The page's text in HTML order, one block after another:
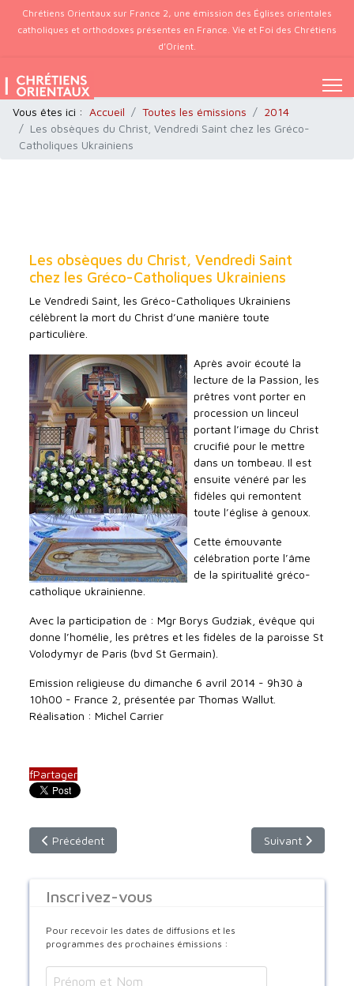
Chrétiens Orientaux sur France 2, une émission des Églises orientales
catholiques et orthodoxes présentes en France. Vie et Foi des Chrétiens
d’Orient.
Vous êtes ici : Accueil Toutes les émissions
2014
Les obsèques du Christ, Vendredi Saint chez les Gréco-
Catholiques Ukrainiens
Les obsèques du Christ, Vendredi Saint
chez les Gréco-Catholiques Ukrainiens
Le Vendredi Saint, les Gréco-Catholiques Ukrainiens
célèbrent la mort du Christ d’une manière toute
particulière.
Après avoir écouté la
lecture de la Passion, les
prêtres vont porter en
procession un linceul
portant l’image du Christ
crucifié pour le mettre
dans un tombeau. Il est
ensuite vénéré par les
fidèles qui remontent
toute l’église à genoux.
Cette émouvante
célébration porte l’âme
de la spiritualité gréco-
catholique ukrainienne.
Avec la participation de : Mgr Borys Gudziak, évêque qui
donne l’homélie, les prêtres et les fidèles de la paroisse St
Volodymyr de Paris (bvd St Germain).
Emission religieuse du dimanche 6 avril 2014 - 9h30 à
10h00 - France 2, présentée par Thomas Wallut.
Réalisation : Michel Carrier
fPartager
Article précédent : Arménie : l’âme d’un peuple
Précédent Article suivant :
Suivant
Inscrivez-vous
Pour recevoir les dates de diffusions et les
programmes des prochaines émissions :